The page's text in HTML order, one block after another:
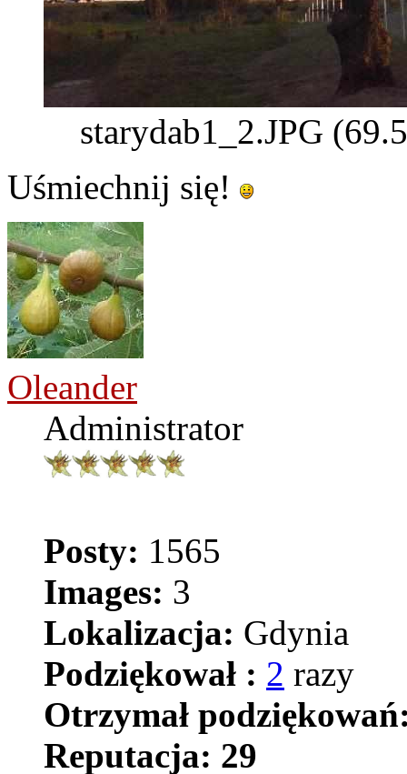
starydab1_2.JPG
Uśmiechnij się!
Oleander
Administrator
Posty: 1565
Images: 3
Lokalizacja: Gdynia
Podziękował : 2 razy
Otrzymał
Reputacja: 29